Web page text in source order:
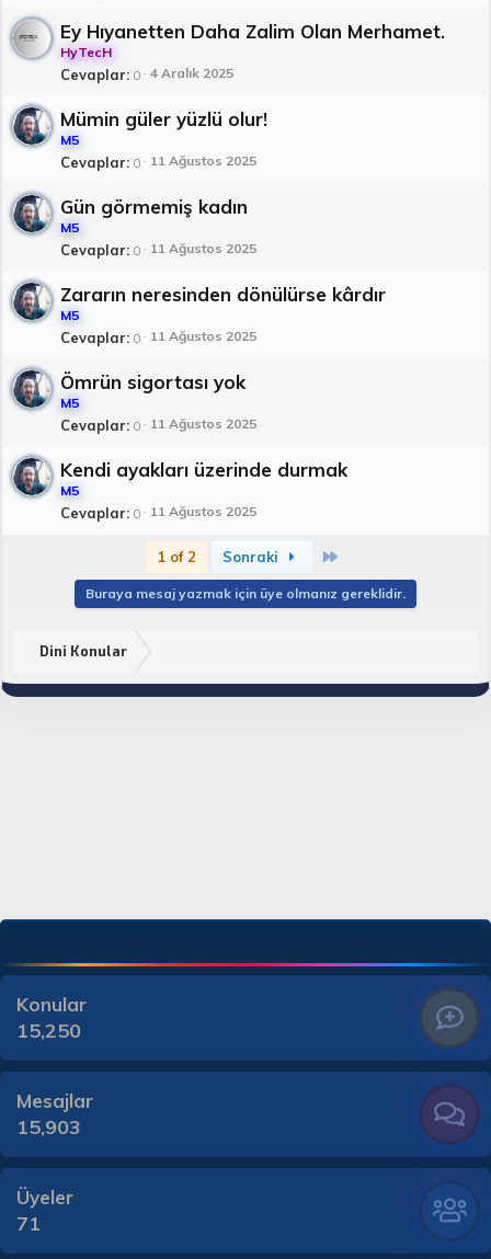
Ey Hıyanetten Daha Zalim Olan Merhamet.
HyTecH
Cevaplar 0 4 Aralık 2025
Mümin güler yüzlü olur!
M5
Cevaplar 0 11 Ağustos 2025
Gün görmemiş kadın
M5
Cevaplar 0 11 Ağustos 2025
Zararın neresinden dönülürse kârdır
M5
Cevaplar 0 11 Ağustos 2025
Ömrün sigortası yok
M5
Cevaplar 0 11 Ağustos 2025
Kendi ayakları üzerinde durmak
M5
Cevaplar 0 11 Ağustos 2025
1 of 2 Sonraki
Buraya mesaj yazmak için üye olmanız gereklidir.
Dini Konular
Konular
15,250
Mesajlar
15,903
Üyeler
71